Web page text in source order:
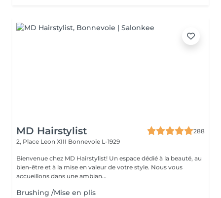
MD Hairstylist
288
2, Place Leon XIII Bonnevoie L-1929
Bienvenue chez MD Hairstylist! Un espace dédié à la beauté, au
bien-être et à la mise en valeur de votre style. Nous vous
accueillons dans une ambian...
Brushing /Mise en plis